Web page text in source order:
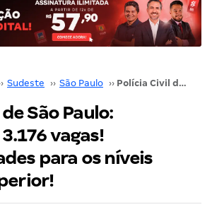
Sudeste ›› São Paulo ›› Polícia Civil de São Paulo: Solicitadas 3.176 vagas! Oportunidades para os níveis médio e superior!
São Paulo:
vagas!
para os níveis